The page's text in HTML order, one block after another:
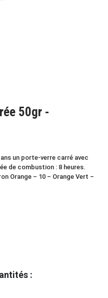
50gr -
un porte-verre carré avec
de combustion : 8 heures.
Orange – 10 – Orange Vert –
: